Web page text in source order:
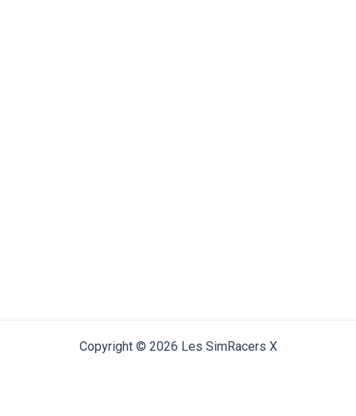
Copyright © 2026 Les SimRacers X